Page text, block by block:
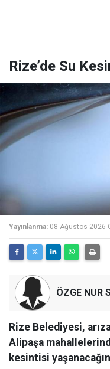
Rize’de Su
Yayınlanma: 08 Ağustos 2026
ÖZGE NUR
Rize Belediyesi,
Alipaşa
kesintisi